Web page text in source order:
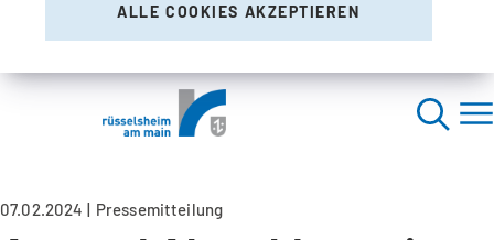
ALLE COOKIES AKZEPTIEREN
07.02.2024 Pressemitteilung